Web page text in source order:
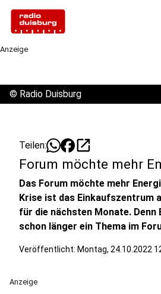
Anzeige
© Radio Duisburg
Teilen: open_in_new
Forum möchte mehr
Das Forum möchte mehr
Krise ist das Einkaufszentrum
für die nächsten Monate. Denn
schon länger ein Thema im
Veröffentlicht: Montag, 24.10.2022
Anzeige